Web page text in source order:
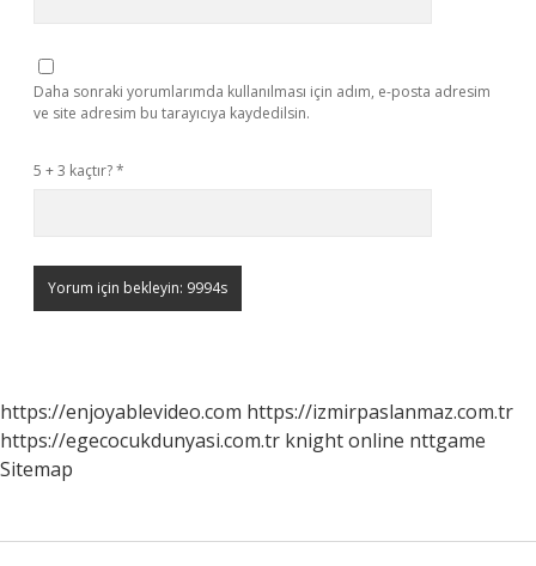
Daha sonraki yorumlarımda kullanılması için adım, e-posta adresim
ve site adresim bu tarayıcıya kaydedilsin.
5 + 3 kaçtır?*
https://enjoyablevideo.com https://izmirpaslanmaz.com.tr
https://egecocukdunyasi.com.tr knight online nttgame
Sitemap